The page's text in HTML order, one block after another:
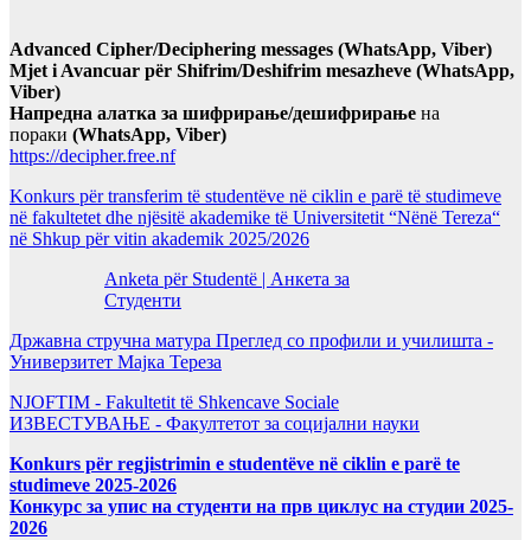
Advanced Cipher/Deciphering messages (WhatsApp, Viber)
Mjet i Avancuar për Shifrim/Deshifrim mesazheve (WhatsApp,
Viber)
Напредна алатка за шифрирање/дешифрирање на
пораки (WhatsApp, Viber)
https://decipher.free.nf
Konkurs për transferim të studentëve në ciklin e parë të studimeve
në fakultetet dhe njësitë akademike të Universitetit “Nënë Tereza“
në Shkup për vitin akademik 2025/2026
Anketa për Studentë | Анкета за
Студенти
Државна стручна матура Преглед со профили и училишта -
Универзитет Мајка Тереза
NJOFTIM - Fakultetit të Shkencave Sociale
ИЗВЕСТУВАЊЕ - Факултетот за социјални науки
Konkurs për regjistrimin e studentëve në ciklin e parë te
studimeve 2025-2026
Конкурс за упис на студенти на прв циклус на студии 2025-
2026